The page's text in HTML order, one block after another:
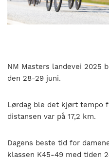
til
NM Masters landevei 2025
den 28-29 juni.
Lørdag ble det kjørt tempo
distansen var på 17,2 km.
Dagens beste tid for
klassen K45-49 med tiden